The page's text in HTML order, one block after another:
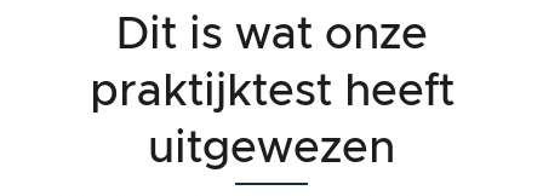
Dit is wat onze
praktijktest heeft
uitgewezen